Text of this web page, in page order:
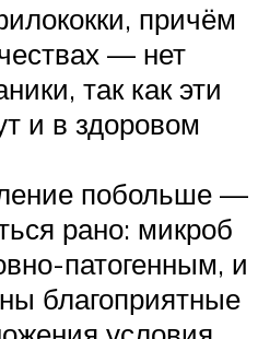
причём
— нет
так как эти
и в здоровом
побольше —
рано: микроб
патогенным, и
благоприятные